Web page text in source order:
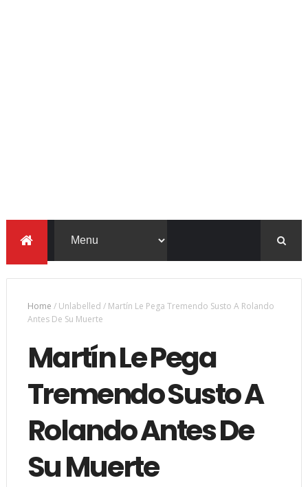
Home /Unlabelled / Martín Le Pega Tremendo Susto A Rolando
Antes De Su Muerte
Martín Le Pega
Tremendo Susto A
Rolando Antes De
Su Muerte